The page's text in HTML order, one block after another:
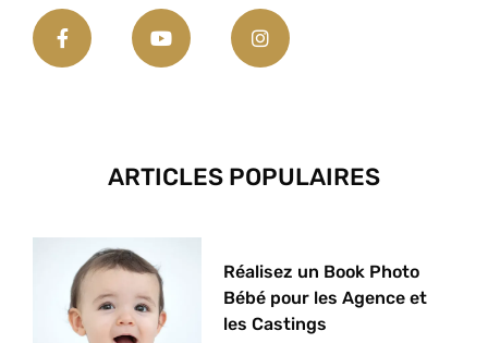
ARTICLES POPULAIRES
Réalisez un Book Photo
Bébé pour les Agence et
les Castings